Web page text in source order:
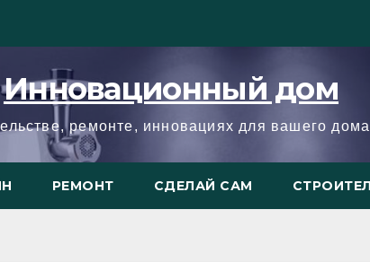
Инновационный дом
ремонте, инновациях для вашего
РЕМОНТ СДЕЛАЙ САМ